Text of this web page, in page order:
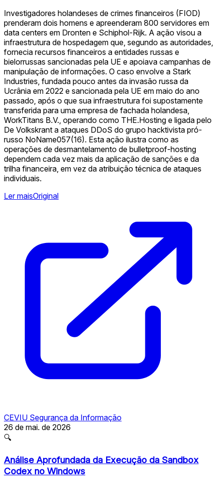
Investigadores holandeses de crimes financeiros (FIOD)
prenderam dois homens e apreenderam 800 servidores em
data centers em Dronten e Schiphol-Rijk. A ação visou a
infraestrutura de hospedagem que, segundo as autoridades,
fornecia recursos financeiros a entidades russas e
bielorrussas sancionadas pela UE e apoiava campanhas de
manipulação de informações. O caso envolve a Stark
Industries, fundada pouco antes da invasão russa da
Ucrânia em 2022 e sancionada pela UE em maio do ano
passado, após o que sua infraestrutura foi supostamente
transferida para uma empresa de fachada holandesa,
WorkTitans B.V., operando como THE.Hosting e ligada pelo
De Volkskrant a ataques DDoS do grupo hacktivista pró-
russo NoName057(16). Esta ação ilustra como as
operações de desmantelamento de bulletproof-hosting
dependem cada vez mais da aplicação de sanções e da
trilha financeira, em vez da atribuição técnica de ataques
individuais.
Ler maisOriginal
CEVIU Segurança da Informação
26 de mai. de 2026
🔍
Análise Aprofundada da Execução da Sandbox
Codex no Windows